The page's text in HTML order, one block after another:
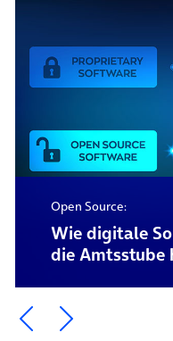
Open Source:
Wie digitale
die Amtsstube
Ein Element zurück
Ein Element